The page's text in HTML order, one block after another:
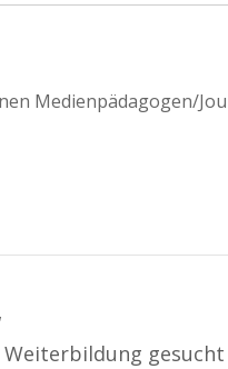
Medienpädagogen/
gesucht